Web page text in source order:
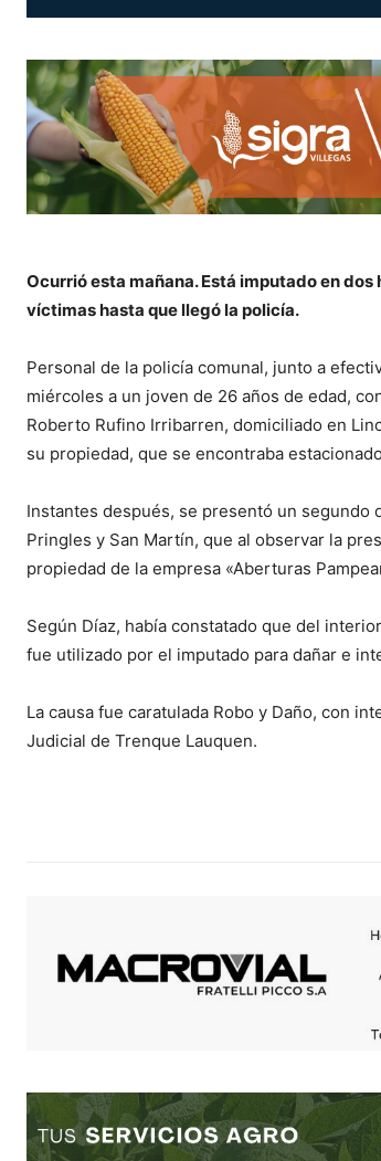
Ocurrió esta mañana. Está imputado en
víctimas hasta que llegó la policía.
Personal de la policía comunal, junto a
miércoles a un joven de 26 años de edad,
Roberto Rufino Irribarren, domiciliado en
su propiedad, que se encontraba
Instantes después, se presentó un segundo
Pringles y San Martín, que al observar la
propiedad de la empresa «Aberturas
Según Díaz, había constatado que del
fue utilizado por el imputado para dañar e
La causa fue caratulada Robo y Daño, con
Judicial de Trenque Lauquen.